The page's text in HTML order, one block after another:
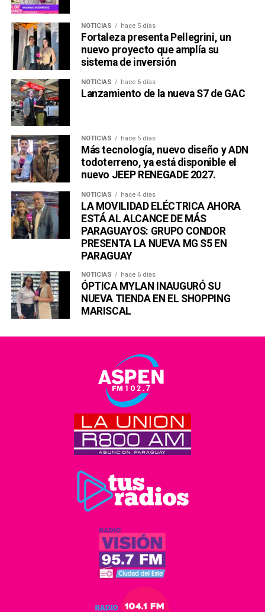
NOTICIAS hace 5 días
Fortaleza presenta Pellegrini, un
nuevo proyecto que amplía su
sistema de inversión
NOTICIAS hace 6 días
Lanzamiento de la nueva S7 de GAC
NOTICIAS hace 5 días
Más tecnología, nuevo diseño y ADN
todoterreno, ya está disponible el
nuevo JEEP RENEGADE 2027.
NOTICIAS hace 4 días
LA MOVILIDAD ELÉCTRICA AHORA
ESTÁ AL ALCANCE DE MÁS
PARAGUAYOS: GRUPO CONDOR
PRESENTA LA NUEVA MG S5 EN
PARAGUAY
NOTICIAS hace 6 días
ÓPTICA MYLAN INAUGURÓ SU
NUEVA TIENDA EN EL SHOPPING
MARISCAL